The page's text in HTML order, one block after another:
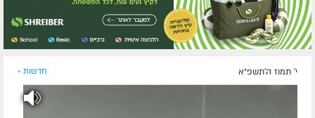
י' תמוז ה׳תשפ״א חדשות »